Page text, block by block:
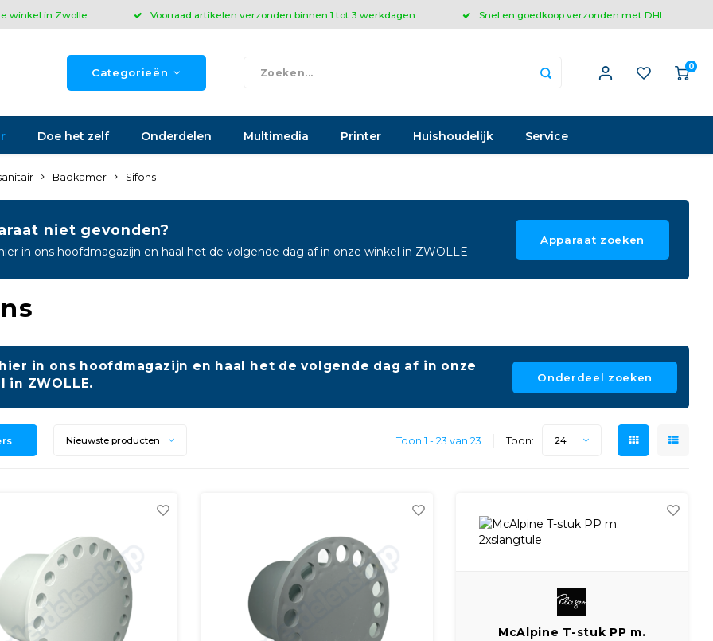
winkel in Zwolle Voorraad artikelen verzonden binnen 1 tot 3 werkdagen Snel en goedkoop verzonden met DHL
Categorieën 0
Doe het zelf Onderdelen Multimedia Printer Huishoudelijk Service
Badkamer Sifons
niet gevonden?
in ons hoofdmagazijn en haal het de volgende dag af in onze winkel in ZWOLLE.
Apparaat zoeken
in ons hoofdmagazijn en haal het de volgende dag af in onze
in ZWOLLE.
Onderdeel zoeken
Nieuwste producten Toon 1 - 23 van 23 Toon: 24
McAlpine T-stuk PP m.